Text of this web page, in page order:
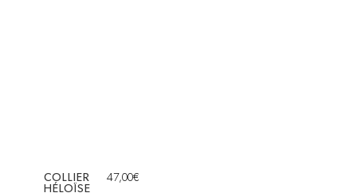
COLLIER
HÉLOÏSE
47,00€